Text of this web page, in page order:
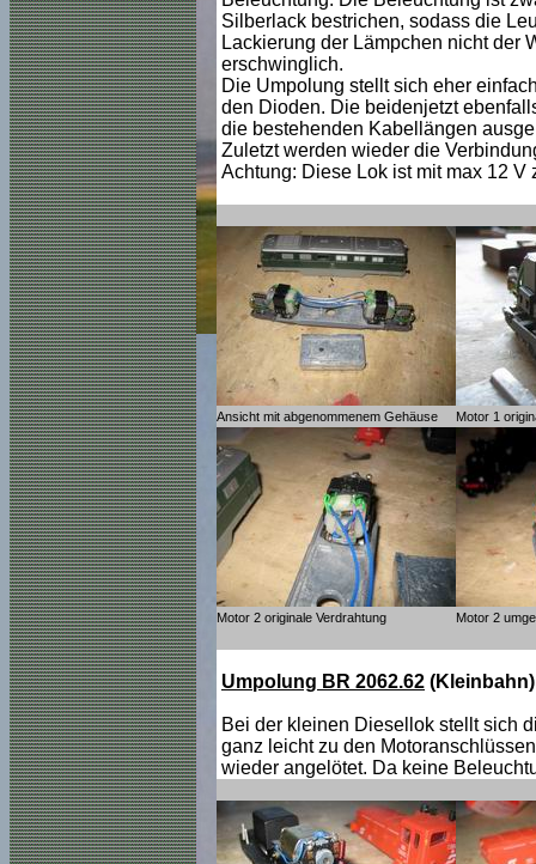
Silberlack bestrichen, sodass die
Lackierung der Lämpchen nicht der
erschwinglich.
Die Umpolung stellt sich eher
den Dioden. Die beidenjetzt
die bestehenden Kabellängen
Zuletzt werden wieder die
Achtung: Diese Lok ist mit max 12 V
Ansicht mit abgenommenem Gehäuse Motor 1
Motor 2 originale Verdrahtung Motor 2
Umpolung BR 2062.62 (Kleinbahn)
Bei der kleinen Diesellok stellt sich
ganz leicht zu den
wieder angelötet. Da keine